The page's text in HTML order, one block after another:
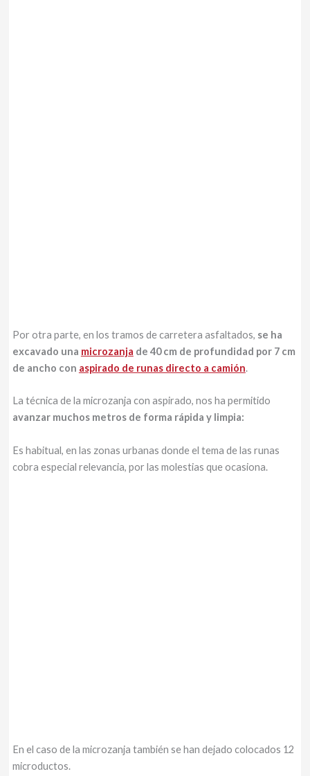
Por otra parte, en los tramos de carretera asfaltados, se ha
excavado una microzanja de 40 cm de profundidad por 7 cm
de ancho con aspirado de runas directo a camión.
La técnica de la microzanja con aspirado, nos ha permitido
avanzar muchos metros de forma rápida y limpia:
Es habitual, en las zonas urbanas donde el tema de las runas
cobra especial relevancia, por las molestias que ocasiona.
En el caso de la microzanja también se han dejado colocados 12
microductos.